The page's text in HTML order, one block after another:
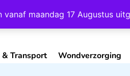
maandag 17 Augustus
Contact
Transport Wondverzorging